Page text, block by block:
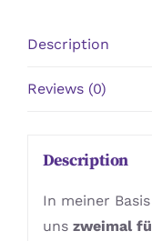
Description
Reviews (0)
Description
In meiner
uns zweimal